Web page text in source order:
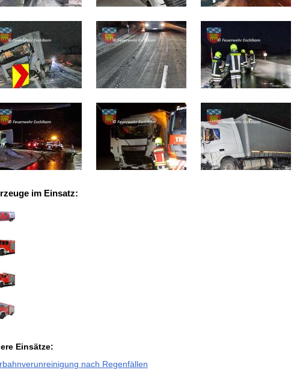
im Einsatz:
Einsätze:
nach Regenfällen